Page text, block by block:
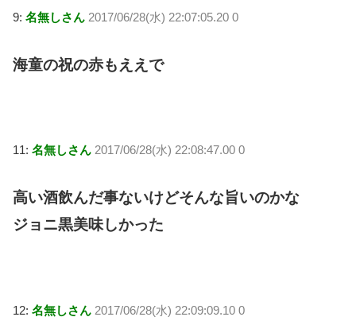
9: 名無しさん 2017/06/28(水) 22:07:05.20 0
海童の祝の赤もええで
11: 名無しさん 2017/06/28(水) 22:08:47.00 0
高い酒飲んだ事ないけどそんな旨いのかな
ジョニ黒美味しかった
12: 名無しさん 2017/06/28(水) 22:09:09.10 0